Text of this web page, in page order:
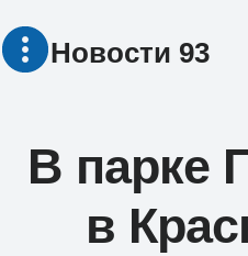
Перейти
Новости 93
В парке
в